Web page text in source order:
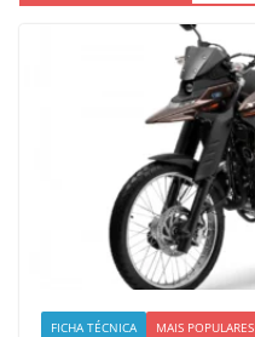
FICHA TÉCNICA MAIS POPULARES